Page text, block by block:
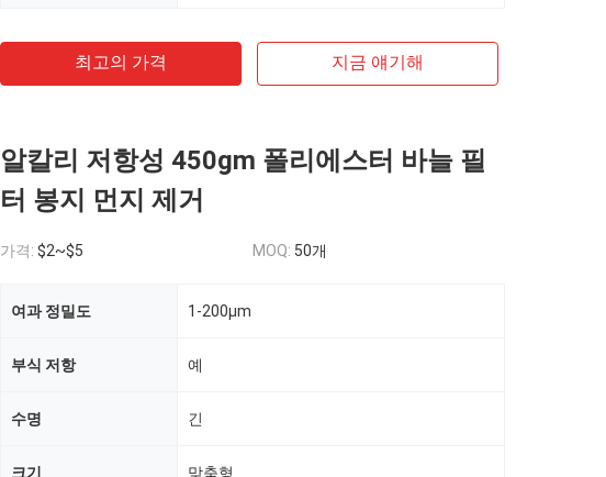
최고의 가격 지금 얘기해
알칼리 저항성 450gm 폴리에스터 바늘 필
터 봉지 먼지 제거
가격: $2~$5 MOQ: 50개
여과 정밀도 1-200μm
부식 저항 예
수명 긴
크기 맞춤형